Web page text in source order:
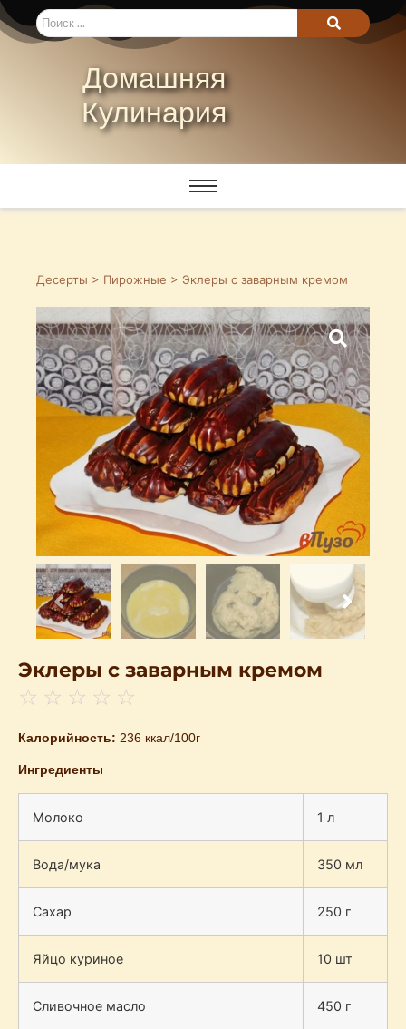
Домашняя
Кулинария
Десерты > Пирожные > Эклеры с заварным кремом
Эклеры с заварным кремом
☆ ☆ ☆ ☆ ☆
Калорийность: 236 ккал/100г
Ингредиенты
Молоко 1 л
Вода/мука 350 мл
Сахар 250 г
Яйцо куриное 10 шт
Сливочное масло 450 г